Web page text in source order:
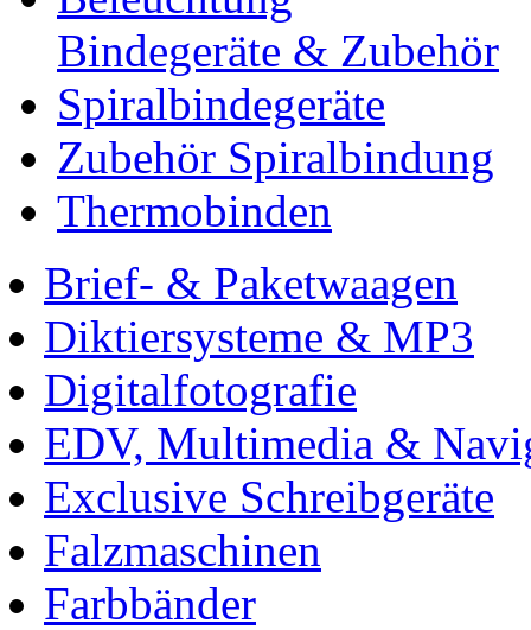
Bindegeräte & Zubehör
Spiralbindegeräte
Zubehör Spiralbindung
Thermobinden
Brief- & Paketwaagen
Diktiersysteme & MP3
Digitalfotografie
EDV, Multimedia &
Exclusive Schreibgeräte
Falzmaschinen
Farbbänder